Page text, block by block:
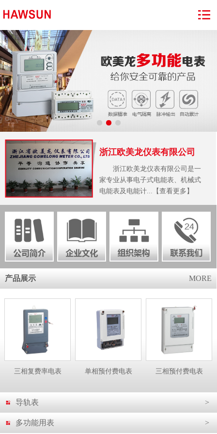
浙江欧美龙仪表有限公司
浙江欧美龙仪表有限公司是一
家专业从事电子式电能表、机械式
电能表及电能计...【查看更多】
产品展示 MORE
三相复费率电表 单相预付费电表 三相预付费电表
导轨表 >
多功能用表 >